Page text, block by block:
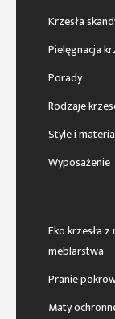
Krzesła
Pielęgnacja
Porady
Rodzaje
Style i
Wyposażenie
Eko krzesła
meblarstwa
Pranie
Maty